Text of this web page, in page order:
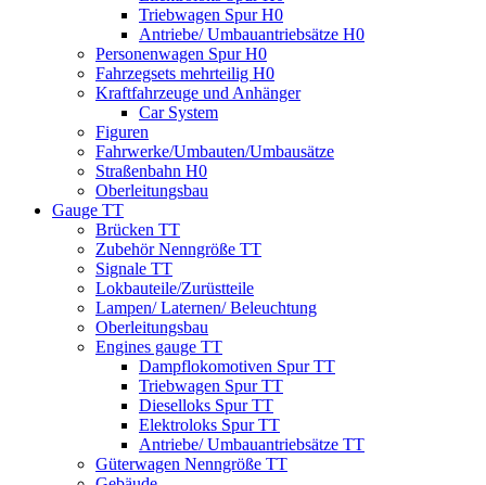
Triebwagen Spur H0
Antriebe/ Umbauantriebsätze H0
Personenwagen Spur H0
Fahrzegsets mehrteilig H0
Kraftfahrzeuge und Anhänger
Car System
Figuren
Fahrwerke/Umbauten/Umbausätze
Straßenbahn H0
Oberleitungsbau
Gauge TT
Brücken TT
Zubehör Nenngröße TT
Signale TT
Lokbauteile/Zurüstteile
Lampen/ Laternen/ Beleuchtung
Oberleitungsbau
Engines gauge TT
Dampflokomotiven Spur TT
Triebwagen Spur TT
Dieselloks Spur TT
Elektroloks Spur TT
Antriebe/ Umbauantriebsätze TT
Güterwagen Nenngröße TT